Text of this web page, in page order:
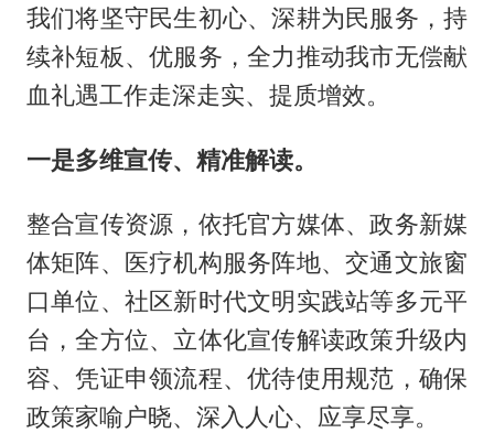
我们将坚守民生初心、深耕为民服务，持
续补短板、优服务，全力推动我市无偿献
血礼遇工作走深走实、提质增效。
一是多维宣传、精准解读。
整合宣传资源，依托官方媒体、政务新媒
体矩阵、医疗机构服务阵地、交通文旅窗
口单位、社区新时代文明实践站等多元平
台，全方位、立体化宣传解读政策升级内
容、凭证申领流程、优待使用规范，确保
政策家喻户晓、深入人心、应享尽享。